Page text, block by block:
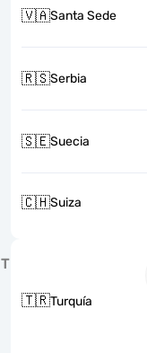
🇻🇦Santa Sede
🇷🇸Serbia
🇸🇪Suecia
🇨🇭Suiza
T
🇹🇷Turquía